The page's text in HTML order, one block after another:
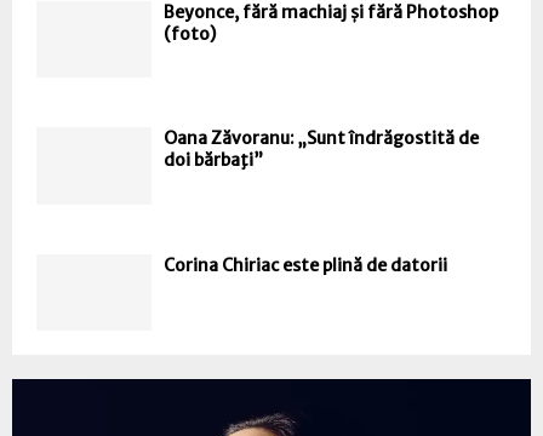
Beyonce, fără machiaj și fără Photoshop
(foto)
Oana Zăvoranu: „Sunt îndrăgostită de
doi bărbaţi”
Corina Chiriac este plină de datorii